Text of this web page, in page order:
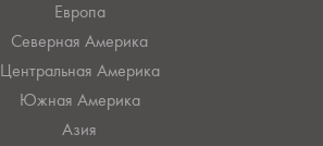
Европа
Северная Америка
Центральная Америка
Южная Америка
Азия